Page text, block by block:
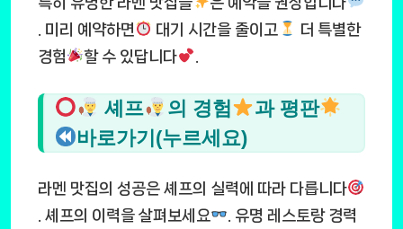
. 미리 예약하면
대기 시간을 줄이고
더 특별한
경험
할 수 있답니다
셰프 의 경험
과 평판
바로가기(누르세요)
라멘 맛집의 성공은 셰프의 실력에 따라 다릅니다
. 셰프의 이력을 살펴보세요
. 유명 레스토랑 경력